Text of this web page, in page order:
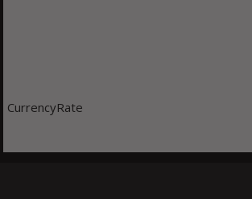
CurrencyRate